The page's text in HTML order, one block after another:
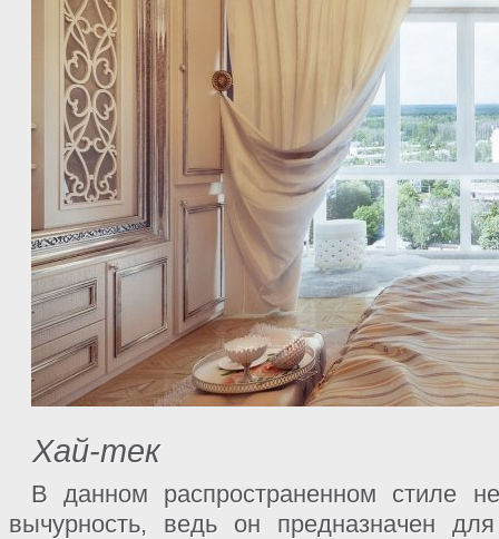
Хай-тек
В данном распространенном стиле
вычурность, ведь он предназначен